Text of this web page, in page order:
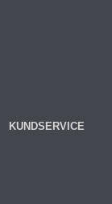
KUNDSERVICE